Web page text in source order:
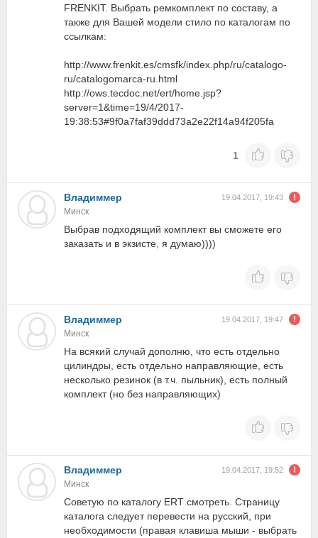
FRENKIT. Выбрать ремкомплект по составу, а
также для Вашей модели стило по каталогам по
ссылкам:
http://www.frenkit.es/cmsfk/index.php/ru/catalogo-
ru/catalogomarca-ru.html
http://ows.tecdoc.net/ert/home.jsp?
server=1&time=19/4/2017-
19:38:53#9f0a7faf39ddd73a2e22f14a94f205fa
1
Владиммер 19.04.2017, 19:43
Минск
Выбрав подходящий комплект вы сможете его
заказать и в экзисте, я думаю))))
Владиммер 19.04.2017, 19:47
Минск
На всякий случай дополню, что есть отдельно
цилиндры, есть отдельно направляющие, есть
несколько резинок (в т.ч. пыльник), есть полный
комплект (но без направляющих)
Владиммер 19.04.2017, 19:52
Минск
Советую по каталогу ERT смотреть. Страницу
каталога следует перевести на русский, при
необходимости (правая клавиша мыши - выбрать